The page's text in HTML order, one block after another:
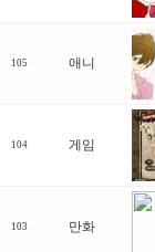
105 애니
104 게임
103 만화